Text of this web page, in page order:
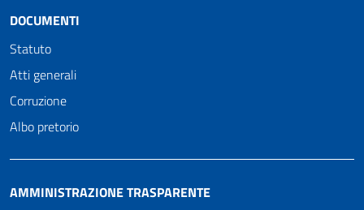
DOCUMENTI
Statuto
Atti generali
Corruzione
Albo pretorio
AMMINISTRAZIONE TRASPARENTE